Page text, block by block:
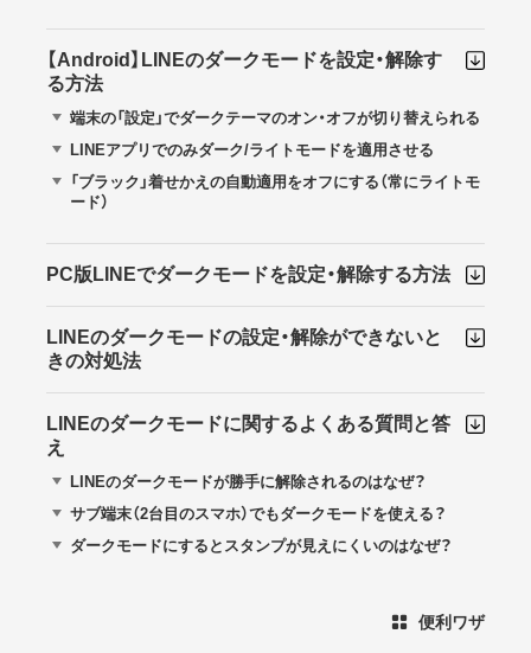
【Android】LINEのダークモードを設定・解除す
る方法
端末の「設定」でダークテーマのオン・オフが切り替えられる
LINEアプリでのみダーク/ライトモードを適用させる
「ブラック」着せかえの自動適用をオフにする（常にライトモ
ード）
PC版LINEでダークモードを設定・解除する方法
LINEのダークモードの設定・解除ができないと
きの対処法
LINEのダークモードに関するよくある質問と答
え
LINEのダークモードが勝手に解除されるのはなぜ？
サブ端末（2台目のスマホ）でもダークモードを使える？
ダークモードにするとスタンプが見えにくいのはなぜ？
便利ワザ